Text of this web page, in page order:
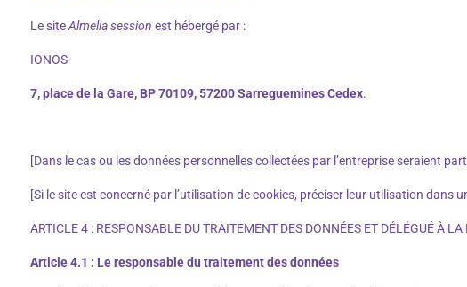
Le siteAlmelia session est hébergé par :
IONOS
7, place de la Gare, BP 70109,57200 Sarreguemines Cedex.
[Dans le cas ou les données personnelles collectées par l’entreprise seraient
[Si le site est concerné par l’utilisation de cookies, préciser leur utilisation dans
ARTICLE 4 : RESPONSABLE DU TRAITEMENT DES DONNÉES ET DÉLÉGUÉ À
Article 4.1 : Le responsable du traitement des données